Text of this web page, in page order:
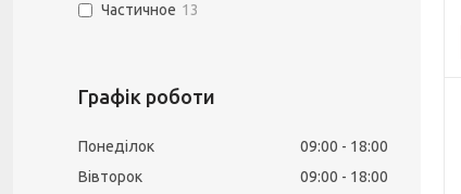
Частичное 13
Графік роботи
Понеділок 09:00
18:00
Вівторок
09:00
18:00